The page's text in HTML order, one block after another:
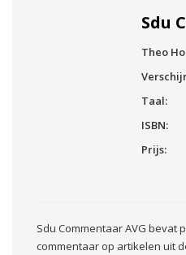
Sdu
Theo
Taal:
ISBN:
Prijs:
Sdu Commentaar AVG bevat
commentaar op artikelen uit